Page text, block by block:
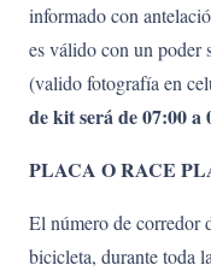
informado con
es válido con un poder
(valido fotografía en
de kit será de 07:00 a
PLACA O RACE
El número de corredor
bicicleta, durante toda